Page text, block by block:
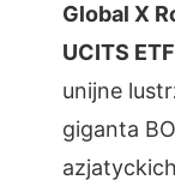
Global X
UCITS
unijne
giganta